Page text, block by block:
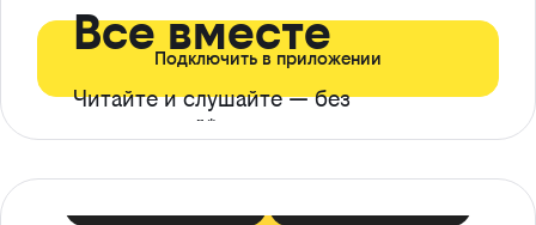
Все вместе
Читайте и слушайте — без
ограничений*
Подключить в приложении